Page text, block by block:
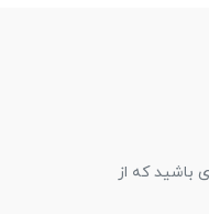
باشید که از